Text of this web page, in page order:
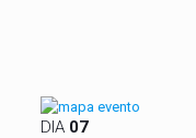
DIA 07